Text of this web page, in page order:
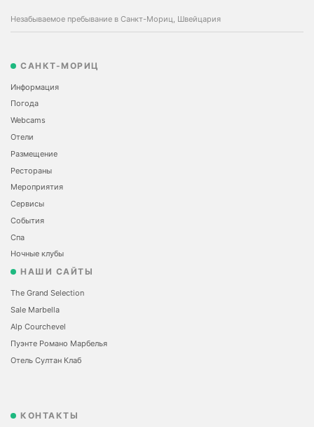
Незабываемое пребывание в Санкт-Мориц, Швейцария
САНКТ-МОРИЦ
Информация
Погода
Webcams
Отели
Размещение
Рестораны
Мероприятия
Сервисы
События
Спа
Ночные клубы
НАШИ САЙТЫ
The Grand Selection
Sale Marbella
Alp Courchevel
Пуэнте Романо Марбелья
Отель Султан Клаб
КОНТАКТЫ